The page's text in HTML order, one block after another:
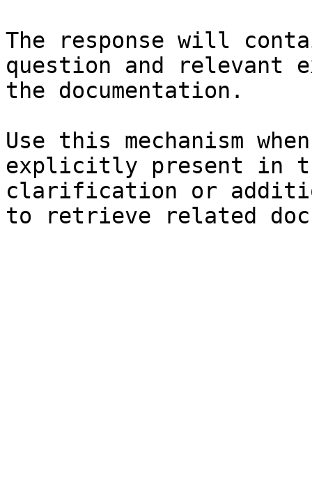
The response will
question and relevant
the documentation.
Use this mechanism
explicitly present in
clarification or